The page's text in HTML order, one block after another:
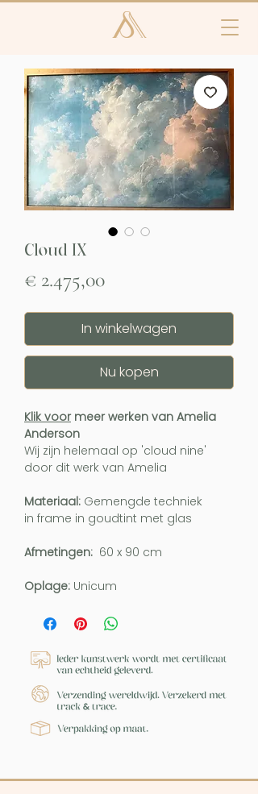
Cloud IX
€ 2.475,00Prijs
In winkelwagen
Nu kopen
Klik voormeer werken van Amelia
Anderson
Wij zijn helemaal op 'cloud nine'
door dit werk van Amelia
Materiaal: Gemengde techniek
in frame in goudtint met glas
Afmetingen: 60 x 90 cm
Oplage: Unicum